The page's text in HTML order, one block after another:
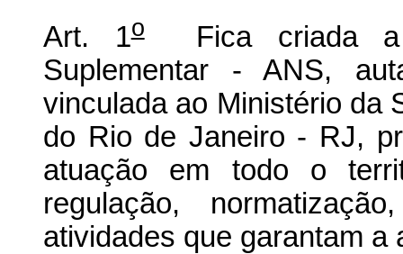
Art. 1oFica criada a
Suplementar - ANS,
vinculada ao Ministério da
do Rio de Janeiro - RJ,
atuação em todo o
regulação,
atividades que garantam